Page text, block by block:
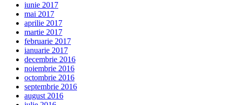
iunie 2017
mai 2017
aprilie 2017
martie 2017
februarie 2017
ianuarie 2017
decembrie 2016
noiembrie 2016
octombrie 2016
septembrie 2016
august 2016